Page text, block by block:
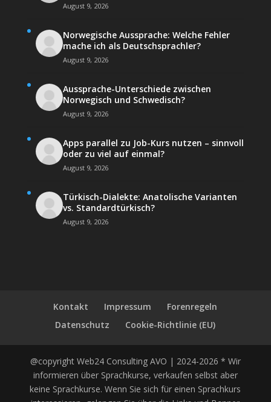
August 9, 2026
Norwegische Aussprache: Welche Fehler
mache ich als Deutschsprachler?
August 9, 2026
Aussprache-Unterschiede zwischen
Norwegisch und Schwedisch?
August 9, 2026
Apps parallel zu Job-Kurs nutzen – sinnvoll
oder zu viel auf einmal?
August 9, 2026
Türkisch-Dialekte: Anatolische Varianten
vs. Standardtürkisch?
August 9, 2026
Kontakt Impressum
Forenregeln
Datenschutz
Cookie-Richtlinie (EU)
@copyright Web24 Consulting AVO | 2024-2026 * Wir
informieren über Sprachkurse, verkaufen selbst aber
keine Sprachkurse. Wenn Sie sich für einen Sprachkurs